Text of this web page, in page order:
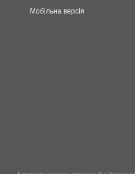
Мобільна версія